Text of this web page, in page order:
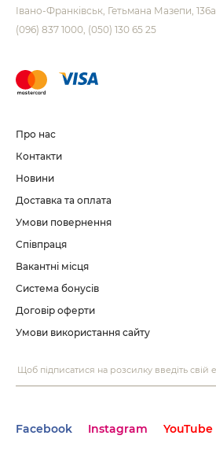
Івано-Франківськ Гетьмана Мазепи, 136а
(096) 837 1000 (050) 130 65 25
Про нас
Контакти
Новини
Доставка та оплата
Умови повернення
Співпраця
Вакантні місця
Система бонусів
Договір оферти
Умови використання сайту
Facebook Instagram YouTube